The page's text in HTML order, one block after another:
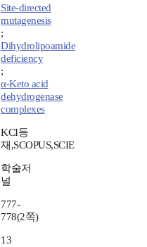
Site-directed
mutagenesis
;
Dihydrolipoamide
deficiency
;
α-Keto acid
dehydrogenase
complexes
KCI등
재,SCOPUS,SCIE
학술저
널
777-
778(2쪽)
13